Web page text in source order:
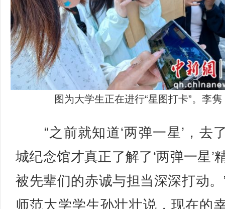
图为大学生正在进行“星图打卡”。李隽
“之前就知道‘两弹一星’，去
城纪念馆才真正了解了‘两弹一星’
被先辈们的赤诚与担当深深打动。
师范大学学生孙壮壮说，现在的